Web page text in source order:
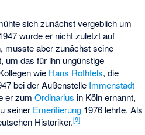
sich zunächst vergeblich um
wurde er nicht zuletzt auf
musste aber zunächst seine
um das für ihn ungünstige
wie Hans Rothfels, die
bei der Außenstelle Immenstadt
er zumOrdinarius in Köln ernannt,
seiner Emeritierung 1976 lehrte. Als
Historiker.[9]